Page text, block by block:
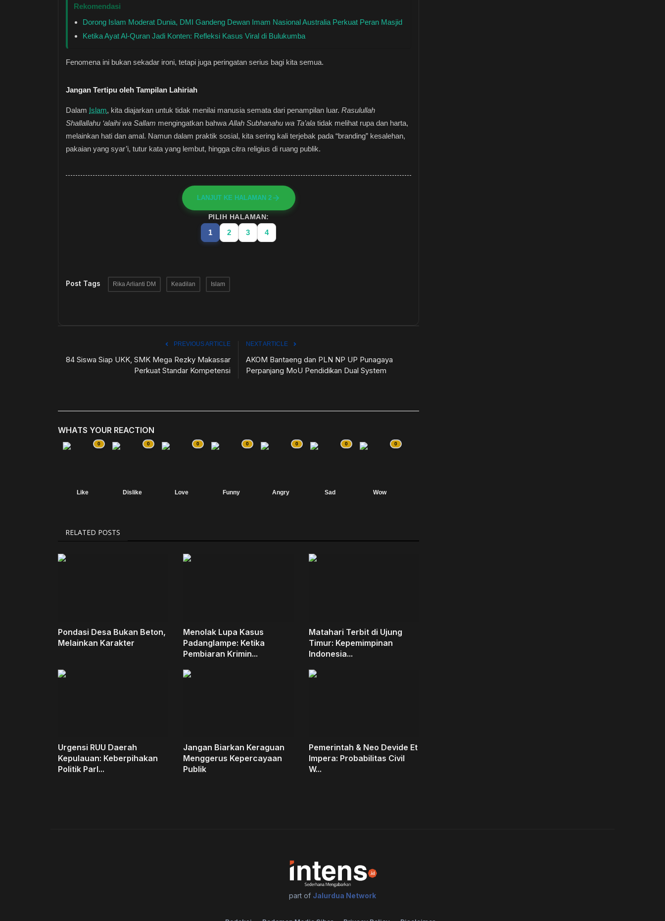
Rekomendasi
Dorong Islam Moderat Dunia, DMI Gandeng Dewan Imam Nasional Australia Perkuat Peran Masjid
Ketika Ayat Al-Quran Jadi Konten: Refleksi Kasus Viral di Bulukumba
Fenomena ini bukan sekadar ironi, tetapi juga peringatan serius bagi kita semua.
Jangan Tertipu oleh Tampilan Lahiriah
Dalam Islam, kita diajarkan untuk tidak menilai manusia semata dari penampilan luar. Rasulullah
Shallallahu ‘alaihi wa Sallam mengingatkan bahwa Allah Subhanahu wa Ta’ala tidak melihat rupa dan harta,
melainkan hati dan amal. Namun dalam praktik sosial, kita sering kali terjebak pada “branding” kesalehan,
pakaian yang syar’i, tutur kata yang lembut, hingga citra religius di ruang publik.
LANJUT KE HALAMAN 2
PILIH HALAMAN:
1 2 3 4
Post Tags Rika Arlianti DM Keadilan Islam
PREVIOUS ARTICLE
84 Siswa Siap UKK, SMK Mega Rezky Makassar
Perkuat Standar Kompetensi
NEXT ARTICLE
AKOM Bantaeng dan PLN NP UP Punagaya
Perpanjang MoU Pendidikan Dual System
WHATS YOUR REACTION
0
Like
0
Dislike
0
Love
0
Funny
0
Angry
0
Sad
0
Wow
RELATED POSTS
Pondasi Desa Bukan Beton,
Melainkan Karakter
Menolak Lupa Kasus
Padanglampe: Ketika
Pembiaran Krimin...
Matahari Terbit di Ujung
Timur: Kepemimpinan
Indonesia...
Urgensi RUU Daerah
Kepulauan: Keberpihakan
Politik Parl...
Jangan Biarkan Keraguan
Menggerus Kepercayaan
Publik
Pemerintah & Neo Devide Et
Impera: Probabilitas Civil
W...
part of Jalurdua Network